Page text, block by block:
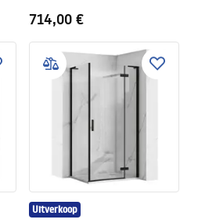
714,00 €
Uitverkoop